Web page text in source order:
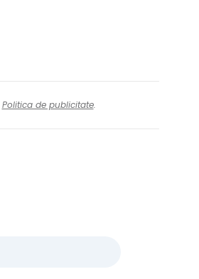
Politica de publicitate.